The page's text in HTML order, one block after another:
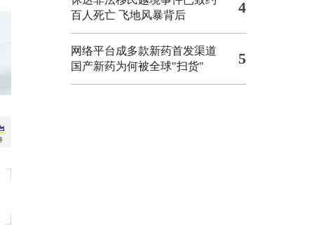
百人死亡 飞地风暴背后 4
网络平台成多款新药首发渠道
国产新药为何被全球"扫货"
5